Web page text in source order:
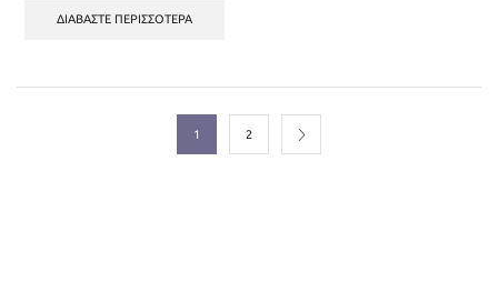
ΔΙΑΒΆΣΤΕ ΠΕΡΙΣΣΌΤΕΡΑ
1 2